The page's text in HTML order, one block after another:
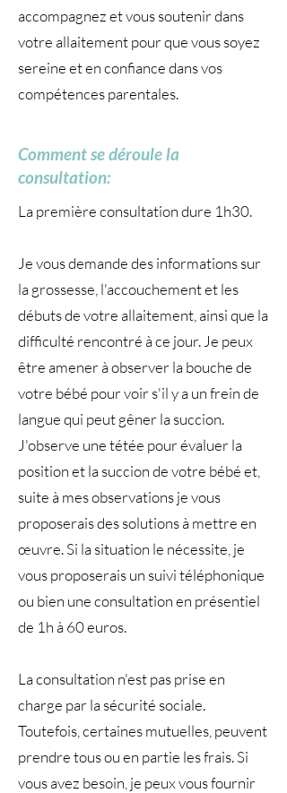
accompagnez et vous soutenir dans
votre allaitement pour que vous soyez
sereine et en confiance dans vos
compétences parentales.
Comment se déroule la
consultation:
La première consultation dure 1h30.
Je vous demande des informations sur
la grossesse, l'accouchement et les
débuts de votre allaitement, ainsi que la
difficulté rencontré à ce jour. Je peux
être amener à observer la bouche de
votre bébé pour voir s'il y a un frein de
langue qui peut gêner la succion.
J'observe une tétée pour évaluer la
position et la succion de votre bébé et,
suite à mes observations je vous
proposerais des solutions à mettre en
œuvre. Si la situation le nécessite, je
vous proposerais un suivi téléphonique
ou bien une consultation en présentiel
de 1h à 60 euros.
La consultation n'est pas prise en
charge par la sécurité sociale.
Toutefois, certaines mutuelles, peuvent
prendre tous ou en partie les frais. Si
vous avez besoin, je peux vous fournir